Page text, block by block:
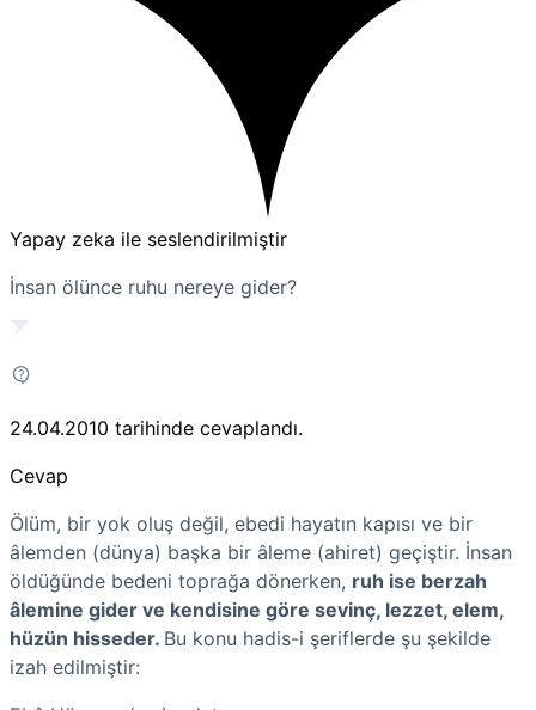
Yapay zeka ile seslendirilmiştir
İnsan ölünce ruhu nereye gider?
24.04.2010 tarihinde cevaplandı.
Cevap
Ölüm, bir yok oluş değil, ebedi hayatın kapısı ve bir
âlemden (dünya) başka bir âleme (ahiret) geçiştir. İnsan
öldüğünde bedeni toprağa dönerken, ruh ise berzah
âlemine gider ve kendisine göre sevinç, lezzet, elem,
hüzün hisseder. Bu konu hadis-i şeriflerde şu şekilde
izah edilmiştir: